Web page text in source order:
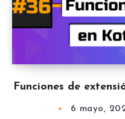
Funciones de
6 mayo,